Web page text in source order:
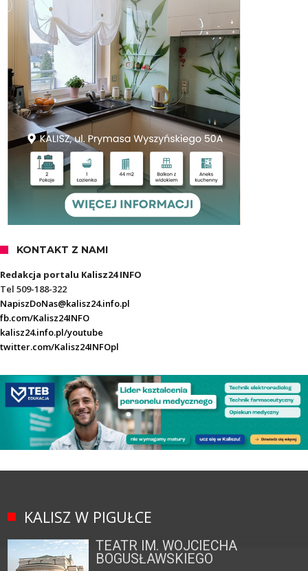
KONTAKT Z NAMI
Redakcja portalu Kalisz24 INFO
Tel 509-188-322
NapiszDoNas@kalisz24.info.pl
fb.com/Kalisz24INFO
kalisz24.info.pl/youtube
twitter.com/Kalisz24INFOpl
KALISZ W PIGUŁCE
TEATR IM. WOJCIECHA
BOGUSŁAWSKIEGO